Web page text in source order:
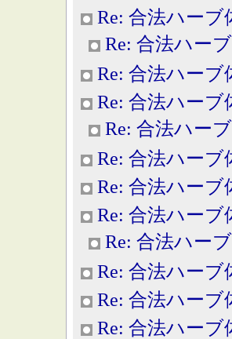
Re: 合法ハーブ
Re: 合法ハー
Re: 合法ハーブ
Re: 合法ハーブ
Re: 合法ハー
Re: 合法ハーブ
Re: 合法ハーブ
Re: 合法ハーブ
Re: 合法ハー
Re: 合法ハーブ
Re: 合法ハーブ
Re: 合法ハーブ